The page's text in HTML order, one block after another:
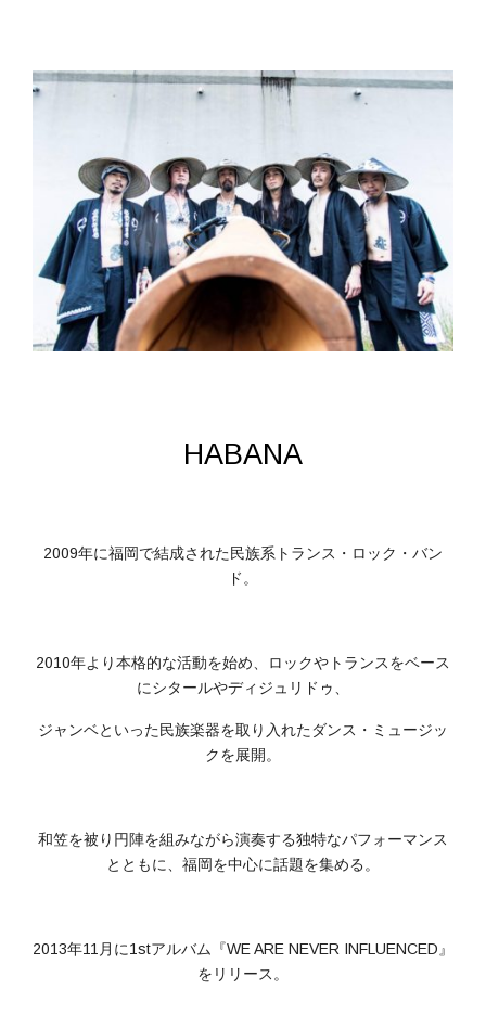
HABANA
2009年に福岡で結成された民族系トランス・ロック・バン
ド。
2010年より本格的な活動を始め、ロックやトランスをベース
にシタールやディジュリドゥ、
ジャンベといった民族楽器を取り入れたダンス・ミュージッ
クを展開。
和笠を被り円陣を組みながら演奏する独特なパフォーマンス
とともに、福岡を中心に話題を集める。
2013年11月に1stアルバム『WE ARE NEVER INFLUENCED』
をリリース。